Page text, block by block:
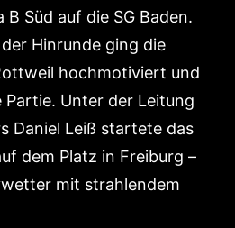
B Süd auf die SG Baden.
Hinrunde ging die
hochmotiviert und
Unter der Leitung
Daniel Leiß startete das
dem Platz in Freiburg –
mit strahlendem